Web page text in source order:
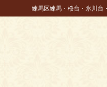
練馬区練馬・桜台・氷川台